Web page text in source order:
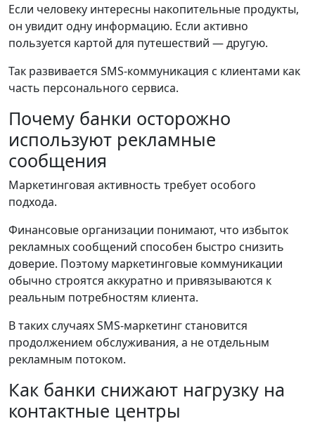
Если человеку интересны накопительные продукты,
он увидит одну информацию. Если активно
пользуется картой для путешествий — другую.
Так развивается SMS-коммуникация с клиентами как
часть персонального сервиса.
Почему банки осторожно
используют рекламные
сообщения
Маркетинговая активность требует особого
подхода.
Финансовые организации понимают, что избыток
рекламных сообщений способен быстро снизить
доверие. Поэтому маркетинговые коммуникации
обычно строятся аккуратно и привязываются к
реальным потребностям клиента.
В таких случаях SMS-маркетинг становится
продолжением обслуживания, а не отдельным
рекламным потоком.
Как банки снижают нагрузку на
контактные центры